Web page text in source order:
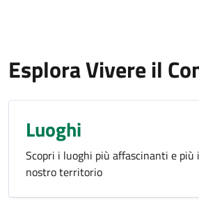
Esplora Vivere il
Luoghi
Scopri i luoghi più affascinanti e
nostro territorio